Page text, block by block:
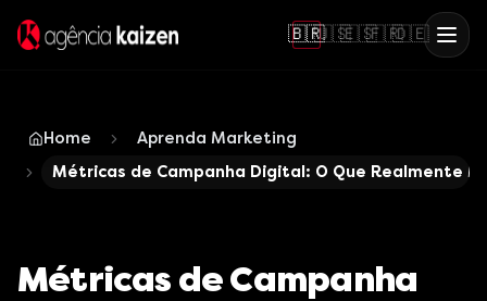
🇧🇷🇺🇸🇪🇸🇫🇷🇩🇪
Home
Aprenda Marketing
Métricas de Campanha Digital: O Que Realmente
Métricas de Campanha